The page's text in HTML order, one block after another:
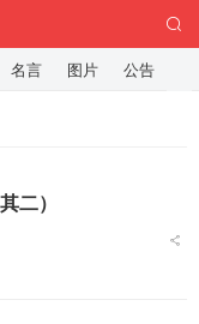
二）
名言 图片 公告